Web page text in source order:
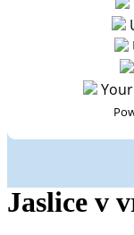
Your
Jaslice v